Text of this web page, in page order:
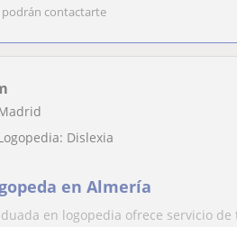
podrán contactarte
Dislexia
en Almería
en logopedia ofrece servicio